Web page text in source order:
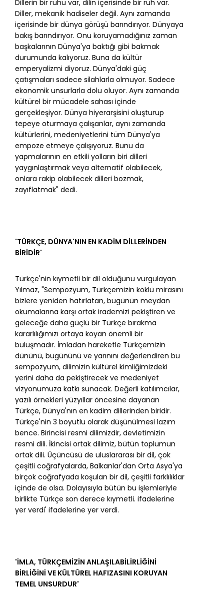
Dillerin bir ruhu var, dilin içerisinde bir ruh var.
Diller, mekanik hadiseler değil. Aynı zamanda
içerisinde bir dünya görüşü barındırıyor. Dünyaya
bakış barındırıyor. Onu koruyamadığınız zaman
başkalarının Dünya'ya baktığı gibi bakmak
durumunda kalıyoruz. Buna da kültür
emperyalizmi diyoruz. Dünya'daki güç
çatışmaları sadece silahlarla olmuyor. Sadece
ekonomik unsurlarla dolu oluyor. Aynı zamanda
kültürel bir mücadele sahası içinde
gerçekleşiyor. Dünya hiyerarşisini oluşturup
tepeye oturmaya çalışanlar, aynı zamanda
kültürlerini, medeniyetlerini tüm Dünya'ya
empoze etmeye çalışıyoruz. Bunu da
yapmalarının en etkili yolların biri dilleri
yaygınlaştırmak veya alternatif olabilecek,
onlara rakip olabilecek dilleri bozmak,
zayıflatmak" dedi.
'TÜRKÇE, DÜNYA'NIN EN KADİM DİLLERİNDEN
BİRİDİR'
Türkçe'nin kıymetli bir dil olduğunu vurgulayan
Yılmaz, "Sempozyum, Türkçemizin köklü mirasını
bizlere yeniden hatırlatan, bugünün meydan
okumalarına karşı ortak irademizi pekiştiren ve
geleceğe daha güçlü bir Türkçe bırakma
kararlılığımızı ortaya koyan önemli bir
buluşmadır. İmladan hareketle Türkçemizin
dününü, bugününü ve yarınını değerlendiren bu
sempozyum, dilimizin kültürel kimliğimizdeki
yerini daha da pekiştirecek ve medeniyet
vizyonumuza katkı sunacak. Değerli katılımcılar,
yazılı örnekleri yüzyıllar öncesine dayanan
Türkçe, Dünya'nın en kadim dillerinden biridir.
Türkçe'nin 3 boyutlu olarak düşünülmesi lazım
bence. Birincisi resmi dilimizdir, devletimizin
resmi dili. İkincisi ortak dilimiz, bütün toplumun
ortak dili. Üçüncüsü de uluslararası bir dil, çok
çeşitli coğrafyalarda, Balkanlar'dan Orta Asya'ya
birçok coğrafyada koşulan bir dil, çeşitli farklılıklar
içinde de olsa. Dolayısıyla bütün bu işlemleriyle
birlikte Türkçe son derece kıymetli. ifadelerine
yer verdi' ifadelerine yer verdi.
'İMLA, TÜRKÇEMİZİN ANLAŞILABİLİRLİĞİNİ
BİRLİĞİNİ VE KÜLTÜREL HAFIZASINI KORUYAN
TEMEL UNSURDUR'